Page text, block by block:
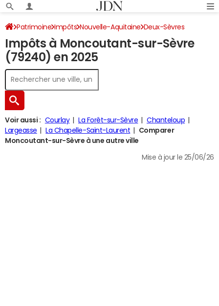
Patrimoine Impôts Nouvelle-Aquitaine Deux-Sèvres
Moncoutant-sur-Sèvre Impôt sur le revenu
Impôts à Moncoutant-sur-Sèvre
(79240) en 2025
Voir aussi : Courlay La Forêt-sur-Sèvre
Chanteloup
Largeasse
La Chapelle-Saint-Laurent
Comparer
Moncoutant-sur-Sèvre à une autre ville
Mise à jour le 25/06/26